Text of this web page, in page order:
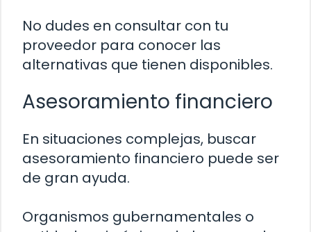
No dudes en consultar con tu
proveedor para conocer las
alternativas que tienen disponibles.
Asesoramiento financiero
En situaciones complejas, buscar
asesoramiento financiero puede ser
de gran ayuda.
Organismos gubernamentales o